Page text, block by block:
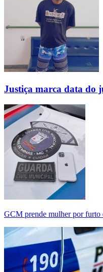
Justiça marca data do
GCM prende mulher por furto